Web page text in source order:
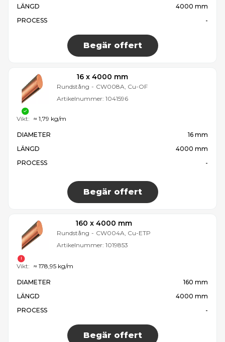
LÄNGD
4000 mm
PROCESS
-
Begär offert
16 x 4000 mm
Rundstång - CW008A, Cu-OF
Artikelnummer: 1041596
DIAMETER
16 mm
LÄNGD
4000 mm
PROCESS
-
Begär offert
Vikt: ≈ 1,79 kg/m
160 x 4000 mm
Rundstång - CW004A, Cu-ETP
Artikelnummer: 1019853
DIAMETER
160 mm
LÄNGD
4000 mm
PROCESS
-
Begär offert
Vikt: ≈ 178,95 kg/m